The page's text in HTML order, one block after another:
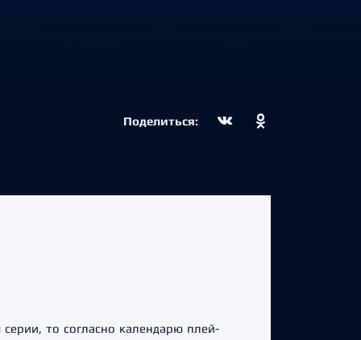
Поделиться:
то согласно календарю плей-